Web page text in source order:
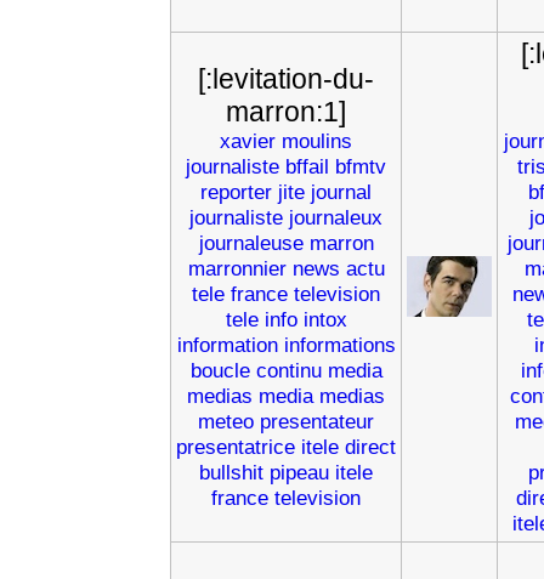
[:levitation-du-
marron:1]
xavier moulins
journaliste bffail bfmtv
reporter jite journal
journaliste journaleux
journaleuse marron
marronnier news actu
tele france television
tele info intox
information informations
boucle continu media
medias media medias
meteo presentateur
presentatrice itele direct
bullshit pipeau itele
france television